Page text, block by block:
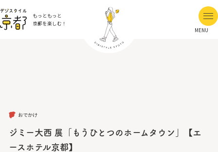
もっともっと
京都を楽しむ！
MENU
おでかけ
ジミー大西 展「もうひとつのホームタウン」【エ
ースホテル京都】